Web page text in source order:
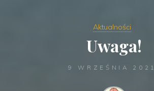
Aktualności
Uwaga!
9 WRZEŚNIA 2021